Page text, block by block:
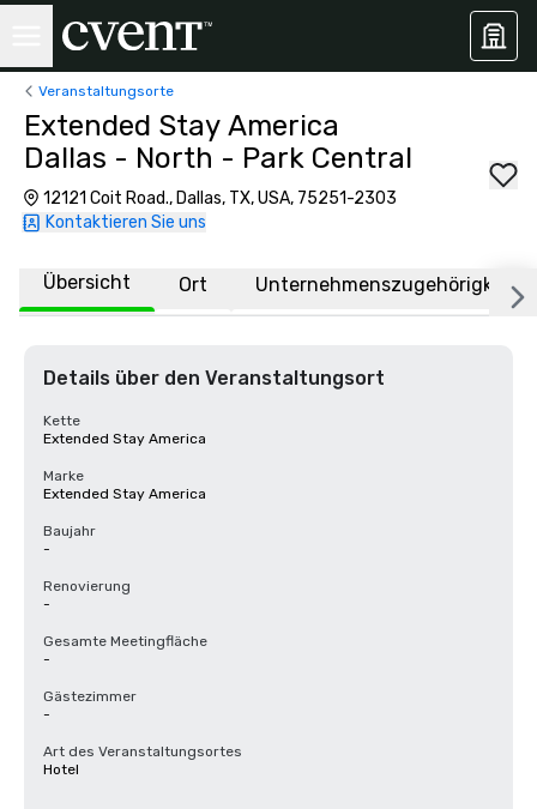
Veranstaltungsorte
Extended Stay America
Dallas - North - Park Central
12121 Coit Road., Dallas, TX, USA, 75251-2303
Kontaktieren Sie uns
Übersicht Ort Unternehmenszugehörigkeit
Details über den Veranstaltungsort
Kette
Extended Stay America
Marke
Extended Stay America
Baujahr
-
Renovierung
-
Gesamte Meetingfläche
-
Gästezimmer
-
Art des Veranstaltungsortes
Hotel